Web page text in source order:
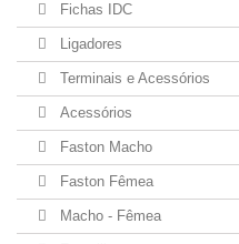
Fichas IDC
Ligadores
Terminais e Acessórios
Acessórios
Faston Macho
Faston Fêmea
Macho - Fêmea